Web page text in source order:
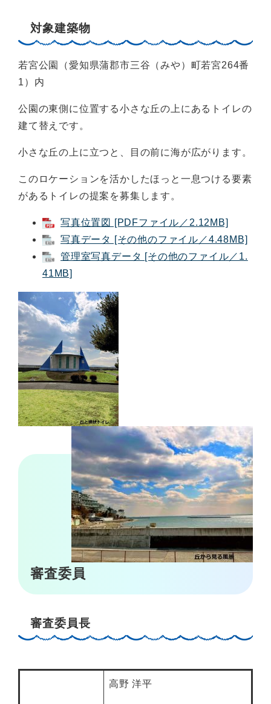
対象建築物
若宮公園（愛知県蒲郡市三谷（みや）町若宮264番
1）内
公園の東側に位置する小さな丘の上にあるトイレの
建て替えです。
小さな丘の上に立つと、目の前に海が広がります。
このロケーションを活かしたほっと一息つける要素
があるトイレの提案を募集します。
写真位置図 [PDFファイル／2.12MB]
写真データ [その他のファイル／4.48MB]
管理室写真データ [その他のファイル／1.
41MB]
審査委員
審査委員長
高野 洋平